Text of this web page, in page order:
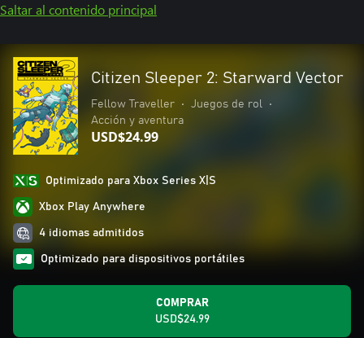
Saltar al contenido principal
Citizen Sleeper 2: Starward Vector
Fellow Traveller • Juegos de rol
•
Acción y aventura
USD$24.99
Optimizado para Xbox Series X|S
Xbox Play Anywhere
4 idiomas admitidos
Optimizado para dispositivos portátiles
COMPRAR
USD$24.99